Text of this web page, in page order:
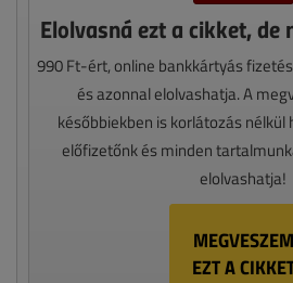
Elolvasná ezt a cikket, de
990 Ft-ért, online bankkártyás
és azonnal elolvashatja. A
későbbiekben is korlátozás nélkül
előfizetőnk és minden
elolvashatja!
MEGVESZEM
EZT A